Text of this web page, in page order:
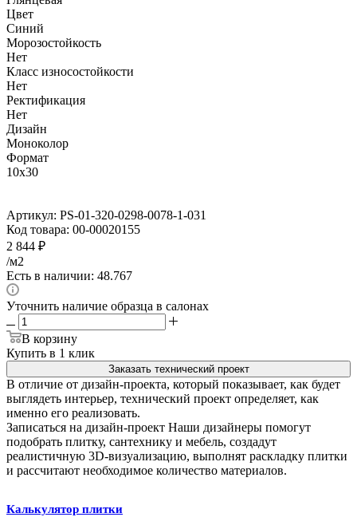
Цвет
Синий
Морозостойкость
Нет
Класс износостойкости
Нет
Ректификация
Нет
Дизайн
Моноколор
Формат
10x30
Артикул: PS-01-320-0298-0078-1-031
Код товара: 00-00020155
2 844 ₽
/м2
Есть в наличии: 48.767
Уточнить наличие образца в салонах
В корзину
Купить в 1 клик
Заказать технический проект
В отличие от дизайн-проекта, который показывает, как будет
выглядеть интерьер, технический проект определяет, как
именно его реализовать.
Записаться на дизайн-проект Наши дизайнеры помогут
подобрать плитку, сантехнику и мебель, создадут
реалистичную 3D-визуализацию, выполнят раскладку плитки
и рассчитают необходимое количество материалов.
Калькулятор плитки